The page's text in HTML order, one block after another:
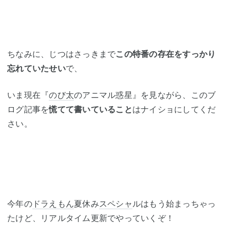
ちなみに、じつはさっきまでこの特番の存在をすっかり
忘れていたせいで、
いま現在『のび太のアニマル惑星』を見ながら、このブ
ログ記事を慌てて書いていることはナイショにしてくだ
さい。
今年のドラえもん夏休みスペシャルはもう始まっちゃっ
たけど、リアルタイム更新でやっていくぞ！